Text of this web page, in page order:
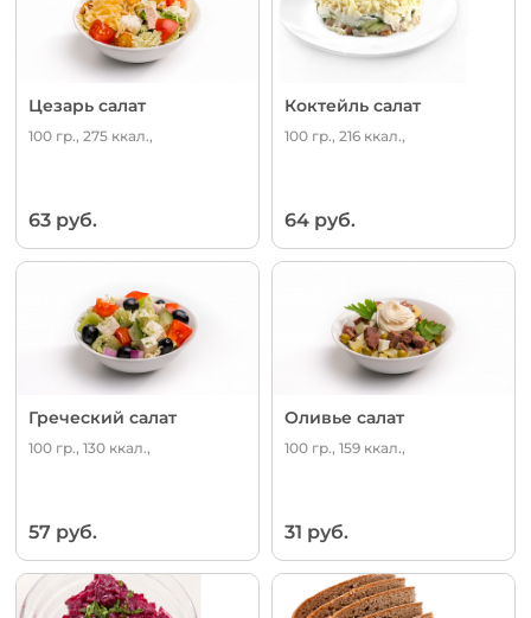
Цезарь салат
100 гр., 275 ккал.,
63 руб.
Коктейль салат
100 гр., 216 ккал.,
64 руб.
Греческий салат
100 гр., 130 ккал.,
57 руб.
Оливье салат
100 гр., 159 ккал.,
31 руб.